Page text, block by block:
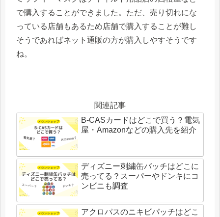
で購入することができました。ただ、売り切れにな
っている店舗もあるため店舗で購入することが難し
そうであればネット通販の方が購入しやすそうです
ね。
関連記事
B-CASカードはどこで買う？電気
屋・Amazonなどの購入先を紹介
ディズニー刺繍缶バッチはどこに
売ってる？スーパーやドンキにコ
ンビニも調査
アクロパスのニキビパッチはどこ